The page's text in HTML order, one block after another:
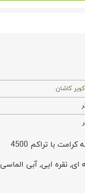
کاشان
نقره ایی, آبی الماسی